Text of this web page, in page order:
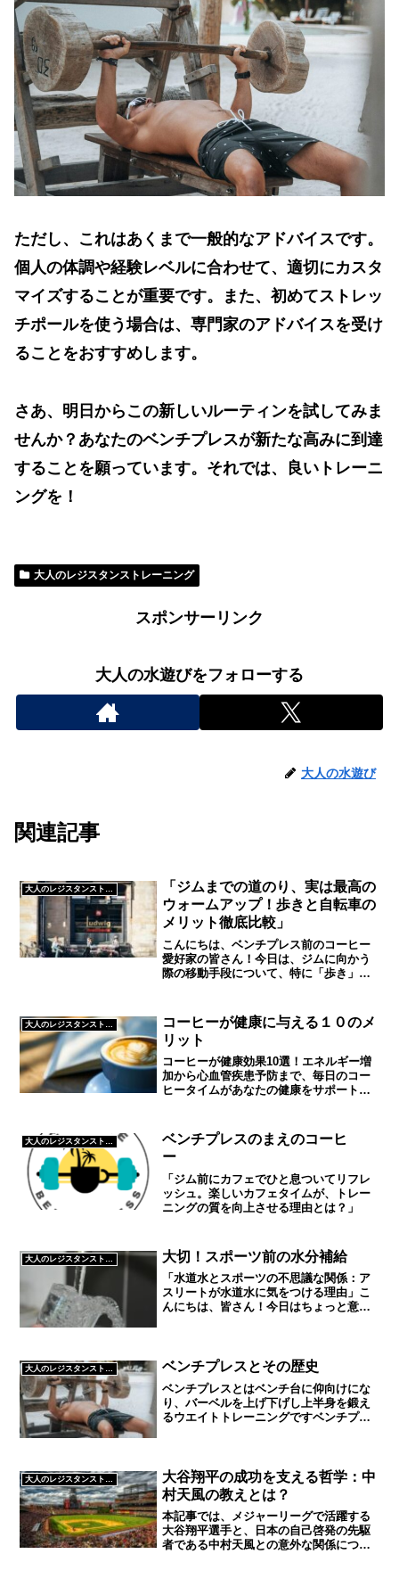
ただし、これはあくまで一般的なアドバイスです。
個人の体調や経験レベルに合わせて、適切にカスタ
マイズすることが重要です。また、初めてストレッ
チポールを使う場合は、専門家のアドバイスを受け
ることをおすすめします。
さあ、明日からこの新しいルーティンを試してみま
せんか？あなたのベンチプレスが新たな高みに到達
することを願っています。それでは、良いトレーニ
ングを！
大人のレジスタンストレーニング
スポンサーリンク
大人の水遊びをフォローする
大人の水遊び
関連記事
大人のレジスタンストレーニング
「ジムまでの道のり、実は最高の
ウォームアップ！歩きと自転車の
メリット徹底比較」
こんにちは、ベンチプレス前のコーヒー
愛好家の皆さん！今日は、ジムに向かう
際の移動手段について、特に「歩き」と
う道のりこそが、最高のウォームアップ
になる可能性があるんです...
コーヒーが健康に与える１０のメ
リット
コーヒーが健康効果10選！エネルギー増
加から心血管疾患予防まで、毎日のコー
ヒータイムがあなたの健康をサポートし
大人のレジスタンストレーニング
ベンチプレスのまえのコーヒ
ー
「ジム前にカフェでひと息ついてリフレ
ッシュ。楽しいカフェタイムが、トレー
ニングの質を向上させる理由とは？」
大切！スポーツ前の水分補給
「水道水とスポーツの不思議な関係：ア
スリートが水道水に気をつける理由」こ
んにちは、皆さん！今日はちょっと意外
段何気なく飲んでいるこの...
大人のレジスタンストレーニング ベンチプレスとその歴史
ベンチプレスとはベンチ台に仰向けにな
り、バーベルを上げ下げし上半身を鍛え
るウエイトトレーニングですベンチプレ
んにはこれだけ鍛えられた...
大人のレジスタンストレーニング
大谷翔平の成功を支える哲学：中
村天風の教えとは？
本記事では、メジャーリーグで活躍する
大谷翔平選手と、日本の自己啓発の先駆
者である中村天風との意外な関係につい